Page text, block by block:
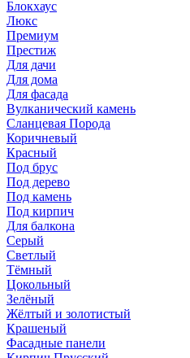
Блокхаус
Люкс
Премиум
Престиж
Для дачи
Для дома
Для фасада
Вулканический камень
Сланцевая Порода
Коричневый
Красный
Под брус
Под дерево
Под камень
Под кирпич
Для балкона
Серый
Светлый
Тёмный
Цокольный
Зелёный
Жёлтый и золотистый
Крашеный
Фасадные панели